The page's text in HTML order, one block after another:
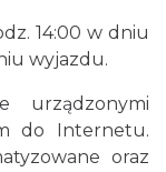
14:00 w dniu
wyjazdu.
urządzonymi
do Internetu.
oraz